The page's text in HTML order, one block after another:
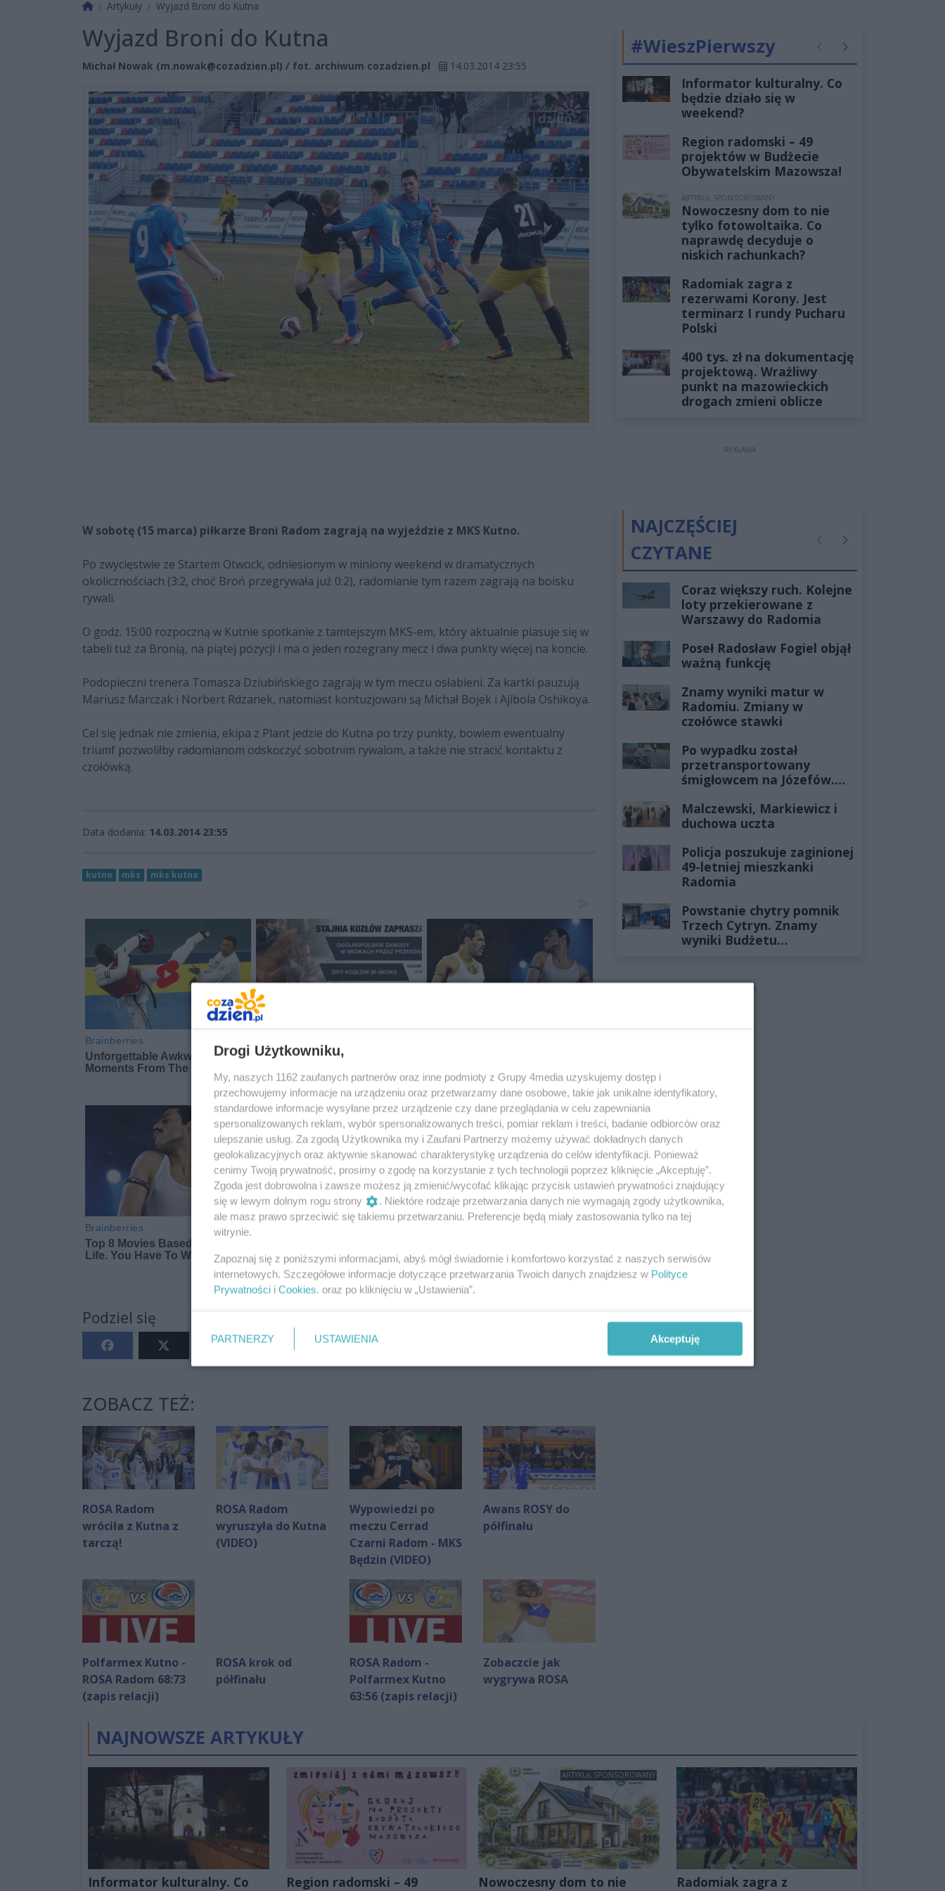
Strona główna
Artykuły Wyjazd Broni do Kutna
Wyjazd Broni do Kutna
Michał Nowak (m.nowak@cozadzien.pl) / fot. archiwum cozadzien.pl 14.03.2014 23:55
W sobotę (15 marca) piłkarze Broni Radom zagrają na wyjeździe z MKS Kutno.
Po zwycięstwie ze Startem Otwock, odniesionym w miniony weekend w dramatycznych
okolicznościach (3:2, choć Broń przegrywała już 0:2), radomianie tym razem zagrają na boisku
rywali.
O godz. 15:00 rozpoczną w Kutnie spotkanie z tamtejszym MKS-em, który aktualnie plasuje się w
tabeli tuż za Bronią, na piątej pozycji i ma o jeden rozegrany mecz i dwa punkty więcej na koncie.
Podopieczni trenera Tomasza Dziubińskiego zagrają w tym meczu osłabieni. Za kartki pauzują
Mariusz Marczak i Norbert Rdzanek, natomiast kontuzjowani są Michał Bojek i Ajibola Oshikoya.
Cel się jednak nie zmienia, ekipa z Plant jedzie do Kutna po trzy punkty, bowiem ewentualny
triumf pozwoliłby radomianom odskoczyć sobotnim rywalom, a także nie stracić kontaktu z
czołówką.
Data dodania: 14.03.2014 23:55
kutno mks mks kutno
Podziel się
ZOBACZ TEŻ:
ROSA Radom
wróciła z Kutna z
tarczą!
ROSA Radom
wyruszyła do Kutna
(VIDEO)
Wypowiedzi po
meczu Cerrad
Czarni Radom - MKS
Będzin (VIDEO)
Awans ROSY do
półfinału
Polfarmex Kutno -
ROSA Radom 68:73
(zapis relacji)
ROSA krok od
półfinału
ROSA Radom -
Polfarmex Kutno
63:56 (zapis relacji)
Zobaczcie jak
wygrywa ROSA
#WieszPierwszy PoprzednieNastępne
Informator kulturalny. Co
będzie działo się w
weekend?
Region radomski – 49
projektów w Budżecie
Obywatelskim Mazowsza!
ARTYKUŁ SPONSOROWANY
Nowoczesny dom to nie
tylko fotowoltaika. Co
naprawdę decyduje o
niskich rachunkach?
Radomiak zagra z
rezerwami Korony. Jest
terminarz I rundy Pucharu
Polski
400 tys. zł na dokumentację
projektową. Wrażliwy
punkt na mazowieckich
drogach zmieni oblicze
REKLAMA
NAJCZĘŚCIEJ
CZYTANE
PoprzednieNastępne
Coraz większy ruch. Kolejne
loty przekierowane z
Warszawy do Radomia
Poseł Radosław Fogiel objął
ważną funkcję
Znamy wyniki matur w
Radomiu. Zmiany w
czołówce stawki
Po wypadku został
przetransportowany
śmigłowcem na Józefów.
żyłach
Malczewski, Markiewicz i
duchowa uczta
Policja poszukuje zaginionej
49-letniej mieszkanki
Radomia
Powstanie chytry pomnik
Trzech Cytryn. Znamy
wyniki Budżetu
REKLAMA
NAJNOWSZE ARTYKUŁY
Informator kulturalny. Co
Region radomski – 49
ARTYKUŁ SPONSOROWANY
Nowoczesny dom to nie
Radomiak zagra z
Drogi Użytkowniku,
My, naszych 1162 zaufanych partnerów oraz inne podmioty z Grupy 4media uzyskujemy dostęp i
przechowujemy informacje na urządzeniu oraz przetwarzamy dane osobowe, takie jak unikalne identyfikatory,
standardowe informacje wysyłane przez urządzenie czy dane przeglądania w celu zapewniania
spersonalizowanych reklam, wybór spersonalizowanych treści, pomiar reklam i treści, badanie odbiorców oraz
ulepszanie usług. Za zgodą Użytkownika my i Zaufani Partnerzy możemy używać dokładnych danych
geolokalizacyjnych oraz aktywnie skanować charakterystykę urządzenia do celów identyfikacji. Ponieważ
cenimy Twoją prywatność, prosimy o zgodę na korzystanie z tych technologii poprzez kliknięcie „Akceptuję”.
Zgoda jest dobrowolna i zawsze możesz ją zmienić/wycofać klikając przycisk ustawień prywatności znajdujący
się w lewym dolnym rogu strony
. Niektóre rodzaje przetwarzania danych nie wymagają zgody użytkownika,
ale masz prawo sprzeciwić się takiemu przetwarzaniu. Preferencje będą miały zastosowania tylko na tej
witrynie.
Zapoznaj się z poniższymi informacjami, abyś mógł świadomie i komfortowo korzystać z naszych serwisów
internetowych. Szczegółowe informacje dotyczące przetwarzania Twoich danych znajdziesz w Polityce
Prywatności i Cookies. oraz po kliknięciu w „Ustawienia”.
PARTNERZY USTAWIENIA Akceptuję